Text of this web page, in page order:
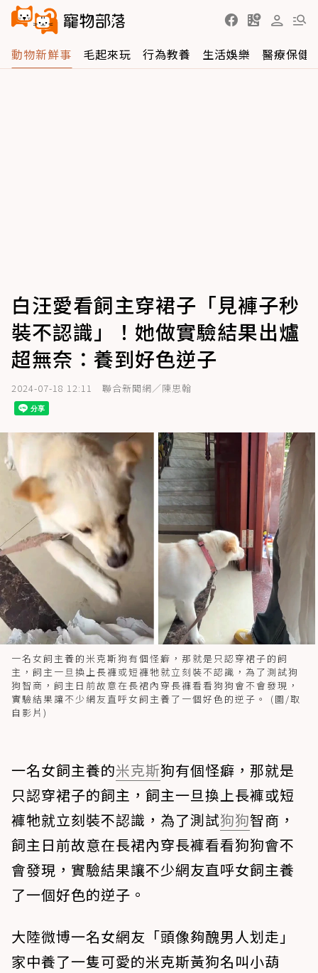
動物新鮮事 毛起來玩 行為教養 生活娛樂 醫療保健
白汪愛看飼主穿裙子「見褲子秒
裝不認識」！她做實驗結果出爐
超無奈：養到好色逆子
2024-07-18 12:11 聯合新聞網／陳思翰
一名女飼主養的米克斯狗有個怪癖，那就是只認穿裙子的飼
主，飼主一旦換上長褲或短褲牠就立刻裝不認識，為了測試狗
狗智商，飼主日前故意在長裙內穿長褲看看狗狗會不會發現，
實驗結果讓不少網友直呼女飼主養了一個好色的逆子。 (圖/取
自影片)
一名女飼主養的米克斯狗有個怪癖，那就是
只認穿裙子的飼主，飼主一旦換上長褲或短
褲牠就立刻裝不認識，為了測試狗狗智商，
飼主日前故意在長裙內穿長褲看看狗狗會不
會發現，實驗結果讓不少網友直呼女飼主養
了一個好色的逆子。
大陸微博一名女網友「頭像夠醜男人划走」
家中養了一隻可愛的米克斯黃狗名叫小葫